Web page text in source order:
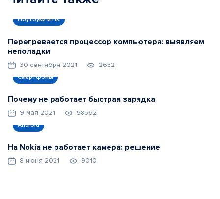
Ноутбуки и ПК
Перегревается процессор компьютера: выявляем
неполадки
30 сентября 2021 2652
Смартфоны
Почему не работает быстрая зарядка
9 мая 2021 58562
Android
На Nokia не работает камера: решение
8 июня 2021 9010